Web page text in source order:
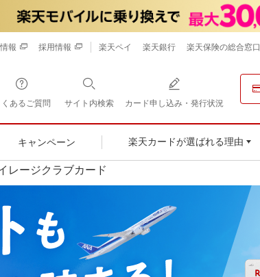
報 採用情報 楽天ペイ 楽天銀行 楽天保険の総合窓口
あるご質問 サイト内検索 カード申し込み・発行状況
キャンペーン 楽天カードが選ばれる理由
レージクラブカード